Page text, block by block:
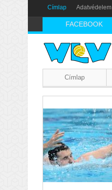
Címlap Adatvédelem
FACEBOOK
Címlap